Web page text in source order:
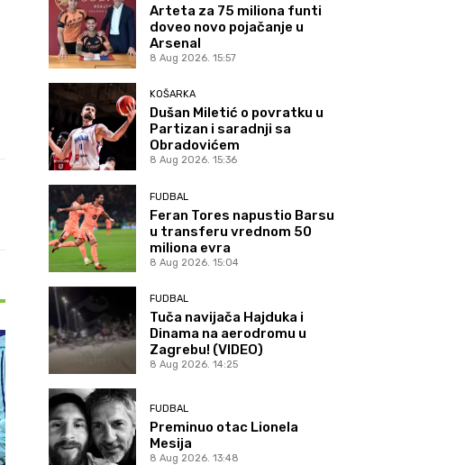
Arteta za 75 miliona funti
doveo novo pojačanje u
Arsenal
8 Aug 2026. 15:57
KOŠARKA
Dušan Miletić o povratku u
Partizan i saradnji sa
Obradovićem
8 Aug 2026. 15:36
FUDBAL
Feran Tores napustio Barsu
u transferu vrednom 50
miliona evra
8 Aug 2026. 15:04
FUDBAL
Tuča navijača Hajduka i
Dinama na aerodromu u
Zagrebu! (VIDEO)
8 Aug 2026. 14:25
FUDBAL
Preminuo otac Lionela
Mesija
8 Aug 2026. 13:48